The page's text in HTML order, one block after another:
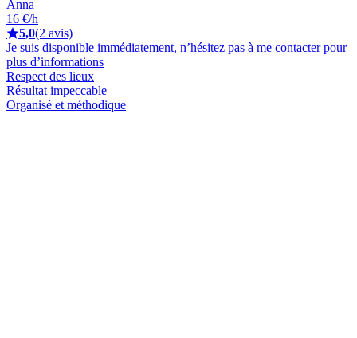
Anna
16 €/h
5,0(2 avis)
Je suis disponible immédiatement, n’hésitez pas à me contacter pour
plus d’informations
Respect des lieux
Résultat impeccable
Organisé et méthodique